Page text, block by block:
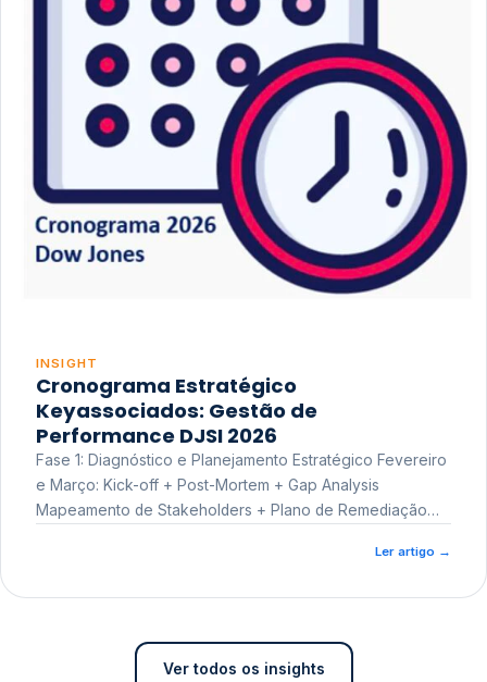
INSIGHT
Cronograma Estratégico
Keyassociados: Gestão de
Performance DJSI 2026
Fase 1: Diagnóstico e Planejamento Estratégico Fevereiro
e Março: Kick-off + Post-Mortem + Gap Analysis
Mapeamento de Stakeholders + Plano de Remediação
Ler artigo →
Ver todos os insights